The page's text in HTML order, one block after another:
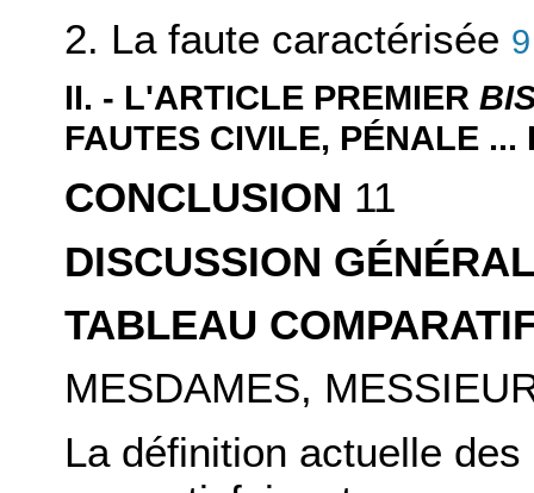
2. La faute caractérisée 9
II. - L'ARTICLE PREMIER
FAUTES CIVILE, PÉNALE ...
CONCLUSION 11
DISCUSSION
TABLEAU
MESDAMES,
La définition actuelle